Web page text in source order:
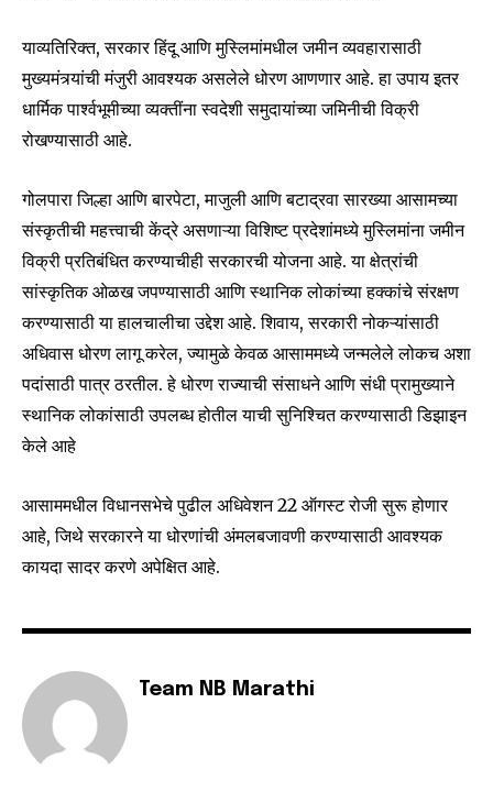
Join our community of
SUBSCRIBERS and be part of the
conversation.
To subscribe, simply enter your email address on our website
or click the subscribe button below. Don't worry, we respect
your privacy and won't spam your inbox. Your information is
safe with us.
SUBSCRIBE
6,300
Fans
32,111
Followers
याव्यतिरिक्त, सरकार हिंदू आणि मुस्लिमांमधील जमीन व्यवहारासाठी
मुख्यमंत्र्यांची मंजुरी आवश्यक असलेले धोरण आणणार आहे. हा उपाय इतर
धार्मिक पार्श्वभूमीच्या व्यक्तींना स्वदेशी समुदायांच्या जमिनीची विक्री
रोखण्यासाठी आहे.
गोलपारा जिल्हा आणि बारपेटा, माजुली आणि बटाद्रवा सारख्या आसामच्या
संस्कृतीची महत्त्वाची केंद्रे असणाऱ्या विशिष्ट प्रदेशांमध्ये मुस्लिमांना जमीन
विक्री प्रतिबंधित करण्याचीही सरकारची योजना आहे. या क्षेत्रांची
सांस्कृतिक ओळख जपण्यासाठी आणि स्थानिक लोकांच्या हक्कांचे संरक्षण
करण्यासाठी या हालचालीचा उद्देश आहे. शिवाय, सरकारी नोकऱ्यांसाठी
अधिवास धोरण लागू करेल, ज्यामुळे केवळ आसाममध्ये जन्मलेले लोकच अशा
पदांसाठी पात्र ठरतील. हे धोरण राज्याची संसाधने आणि संधी प्रामुख्याने
स्थानिक लोकांसाठी उपलब्ध होतील याची सुनिश्चित करण्यासाठी डिझाइन
केले आहे
आसाममधील विधानसभेचे पुढील अधिवेशन 22 ऑगस्ट रोजी सुरू होणार
आहे, जिथे सरकारने या धोरणांची अंमलबजावणी करण्यासाठी आवश्यक
कायदा सादर करणे अपेक्षित आहे.
Team NB Marathi